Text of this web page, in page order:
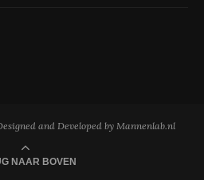
and Developed by Mannenlab.nl
NAAR BOVEN